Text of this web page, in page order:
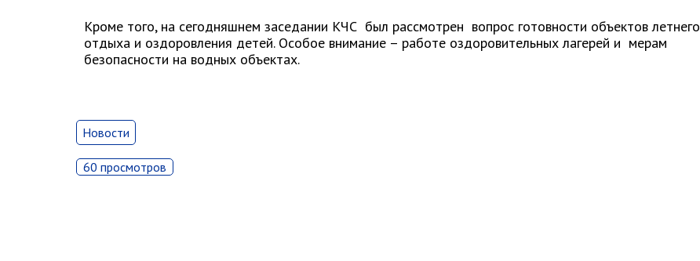
Кроме того, на сегодняшнем заседании КЧС был рассмотрен вопрос готовности объектов летнего
отдыха и оздоровления детей. Особое внимание – работе оздоровительных лагерей и мерам
безопасности на водных объектах.
Новости
60 просмотров